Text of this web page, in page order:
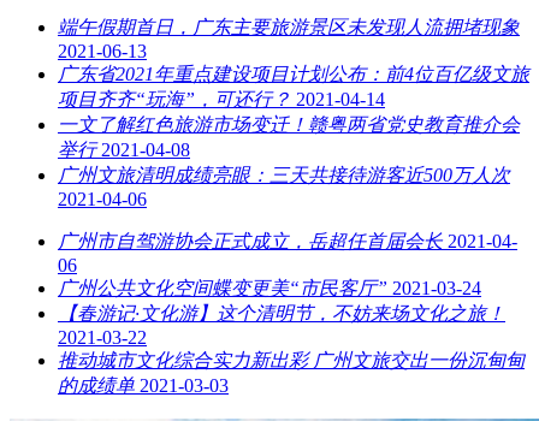
端午假期首日，广东主要旅游景区未发现人流拥堵现象
2021-06-13
广东省2021年重点建设项目计划公布：前4位百亿级文旅
项目齐齐“玩海”，可还行？ 2021-04-14
一文了解红色旅游市场变迁！赣粤两省党史教育推介会
举行 2021-04-08
广州文旅清明成绩亮眼：三天共接待游客近500万人次
2021-04-06
广州市自驾游协会正式成立，岳超任首届会长 2021-04-
06
广州公共文化空间蝶变更美“市民客厅” 2021-03-24
【春游记·文化游】这个清明节，不妨来场文化之旅！
2021-03-22
推动城市文化综合实力新出彩 广州文旅交出一份沉甸甸
的成绩单 2021-03-03